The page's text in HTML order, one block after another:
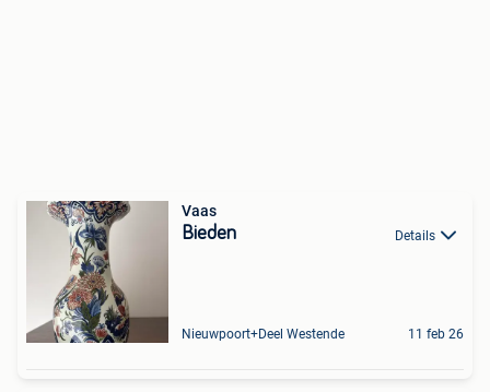
Vaas
Bieden Details
Nieuwpoort+Deel Westende 11 feb 26